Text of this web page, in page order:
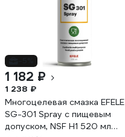
1 182 ₽
1 238 ₽
Многоцелевая смазка EFELE
SG-301 Spray с пищевым
допуском, NSF H1 520 мл